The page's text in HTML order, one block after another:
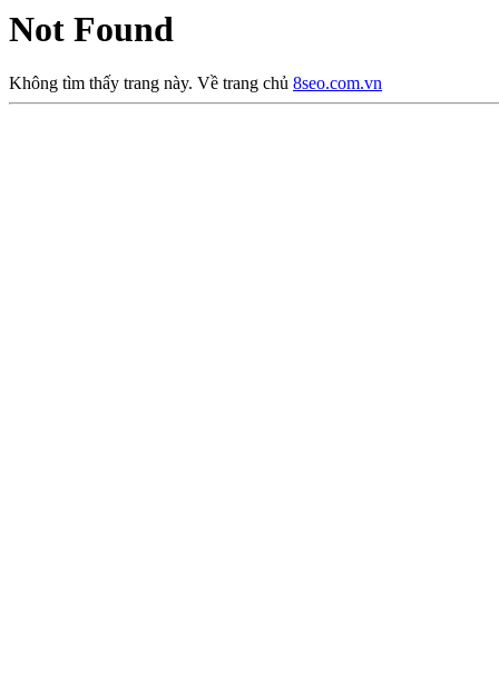
Not Found
Không tìm thấy trang này. Về trang chủ 8seo.com.vn